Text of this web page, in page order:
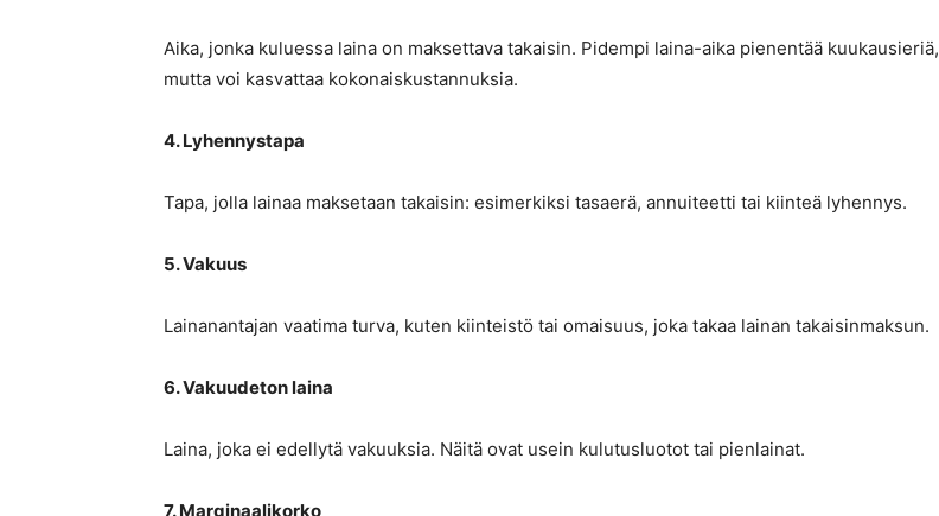
Aika, jonka kuluessa laina on maksettava takaisin. Pidempi laina-aika pienentää kuukausieriä,
mutta voi kasvattaa kokonaiskustannuksia.
4. Lyhennystapa
Tapa, jolla lainaa maksetaan takaisin: esimerkiksi tasaerä, annuiteetti tai kiinteä lyhennys.
5. Vakuus
Lainanantajan vaatima turva, kuten kiinteistö tai omaisuus, joka takaa lainan takaisinmaksun.
6. Vakuudeton laina
Laina, joka ei edellytä vakuuksia. Näitä ovat usein kulutusluotot tai pienlainat.
7. Marginaalikorko